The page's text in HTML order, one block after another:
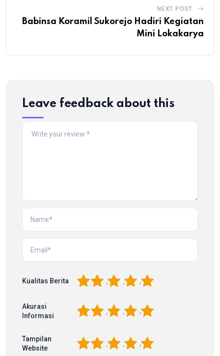
NEXT POST
Babinsa Koramil Sukorejo Hadiri Kegiatan
Mini Lokakarya
Leave feedback about this
Kualitas Berita 5
4
3
2
Akurasi
Informasi
5
4
3
2
Tampilan
Website
5
4
3
2